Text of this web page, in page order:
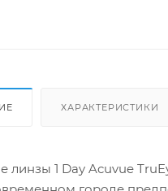
ХАРАКТЕРИСТИКИ
линзы 1 Day Acuvue